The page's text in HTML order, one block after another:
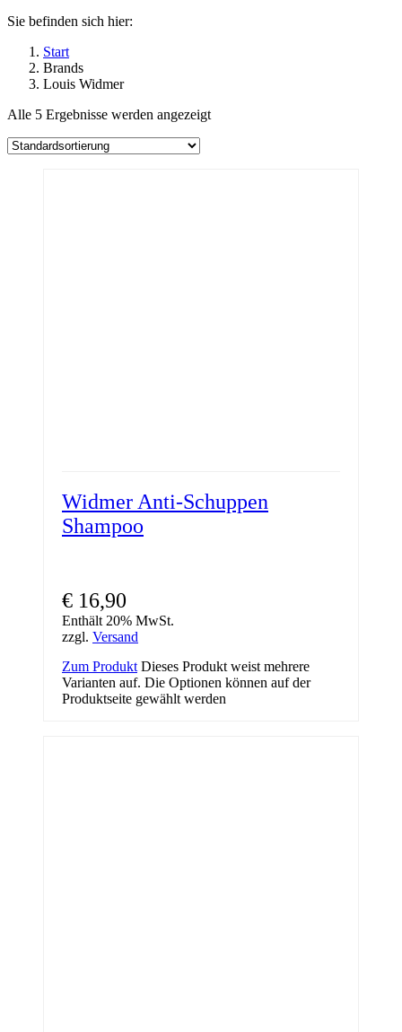
Sie befinden sich hier:
Start
Brands
Louis Widmer
Alle 5 Ergebnisse werden angezeigt
Widmer Anti-Schuppen
Shampoo
€ 16,90
Enthält 20% MwSt.
zzgl. Versand
Zum Produkt Dieses Produkt weist mehrere
Varianten auf. Die Optionen können auf der
Produktseite gewählt werden